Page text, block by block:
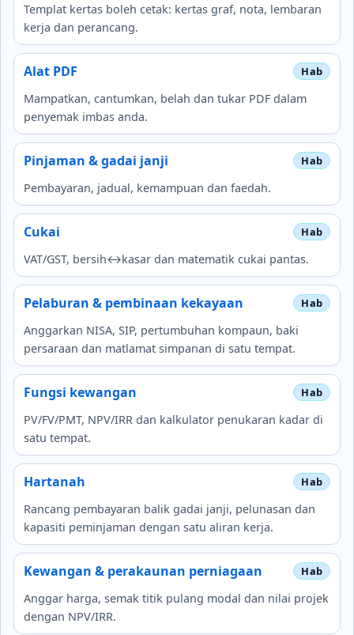
Templat kertas boleh cetak: kertas graf, nota, lembaran
kerja dan perancang.
Alat PDF
Mampatkan, cantumkan, belah dan tukar PDF dalam
penyemak imbas anda.
Pinjaman & gadai janji
Pembayaran, jadual, kemampuan dan faedah.
Cukai
VAT/GST, bersih↔kasar dan matematik cukai pantas.
Pelaburan & pembinaan kekayaan
Anggarkan NISA, SIP, pertumbuhan kompaun, baki
persaraan dan matlamat simpanan di satu tempat.
Fungsi kewangan
PV/FV/PMT, NPV/IRR dan kalkulator penukaran kadar di
satu tempat.
Hartanah
Rancang pembayaran balik gadai janji, pelunasan dan
kapasiti peminjaman dengan satu aliran kerja.
Kewangan & perakaunan perniagaan
Anggar harga, semak titik pulang modal dan nilai projek
dengan NPV/IRR.